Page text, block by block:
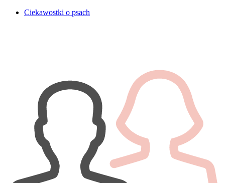
Ciekawostki o psach